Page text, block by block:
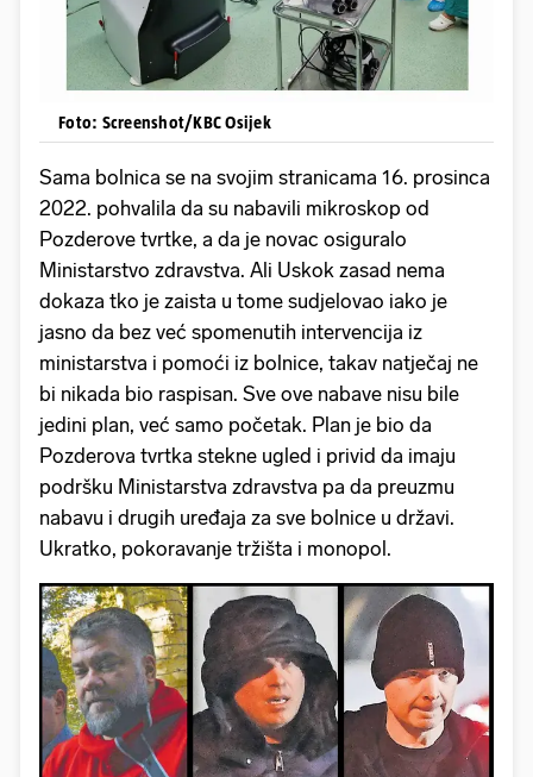
Foto: Screenshot/KBC Osijek
Sama bolnica se na svojim stranicama 16. prosinca
2022. pohvalila da su nabavili mikroskop od
Pozderove tvrtke, a da je novac osiguralo
Ministarstvo zdravstva. Ali Uskok zasad nema
dokaza tko je zaista u tome sudjelovao iako je
jasno da bez već spomenutih intervencija iz
ministarstva i pomoći iz bolnice, takav natječaj ne
bi nikada bio raspisan. Sve ove nabave nisu bile
jedini plan, već samo početak. Plan je bio da
Pozderova tvrtka stekne ugled i privid da imaju
podršku Ministarstva zdravstva pa da preuzmu
nabavu i drugih uređaja za sve bolnice u državi.
Ukratko, pokoravanje tržišta i monopol.